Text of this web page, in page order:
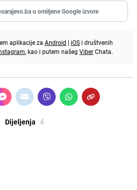
u omiljene Google izvore
aplikacije za Android | iOS i društvenih
, kao i putem našeg ViberChata.
Dijeljenja 4